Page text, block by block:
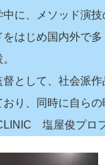
中に、メソッド演
はじめ国内外で
督として、社会派
り、同時に自ら
塩屋俊プロ